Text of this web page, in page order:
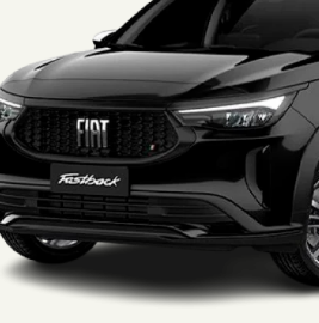
SOLICITAR PROPOSTA